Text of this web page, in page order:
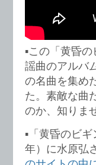
▪️この「黄昏
謡曲のアルバ
の名曲を集め
た。素敵な曲
のか、知りま
▪️「黄昏のビ
年）に水原弘